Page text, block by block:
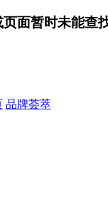
面暂时未能查
品牌荟萃